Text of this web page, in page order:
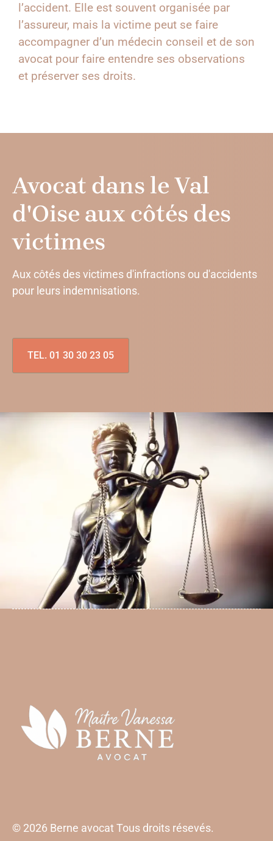
l’accident. Elle est souvent organisée par
l’assureur, mais la victime peut se faire
accompagner d’un médecin conseil et de son
avocat pour faire entendre ses observations
et préserver ses droits.
Avocat dans le Val
d'Oise aux côtés des
victimes
Aux côtés des victimes d'infractions ou d'accidents
pour leurs indemnisations.
TEL. 01 30 30 23 05
© 2026 Berne avocat Tous droits résevés.